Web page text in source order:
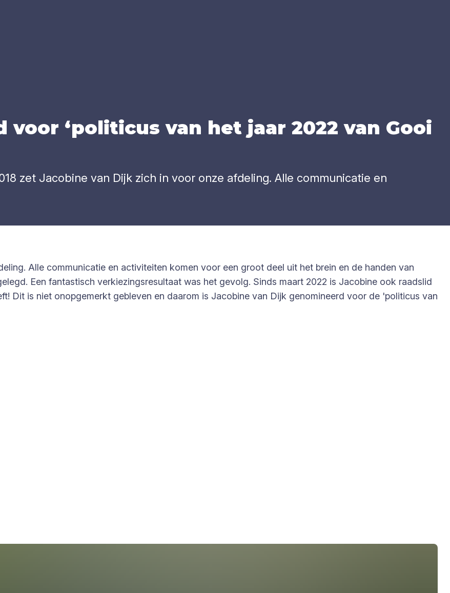
voor ‘poli­ti­cus van het jaar2022 van Gooi
zet Jacobine van Dijk zich in voor onze afdeling. Alle communicatie en
Alle communicatie en activiteiten komen voor een groot deel uit het brein en de handen van
Een fantastisch verkiezingsresultaat was het gevolg. Sinds maart 2022 is Jacobine ook raadslid
Dit is niet onopgemerkt gebleven en daarom is Jacobine van Dijk genomineerd voor de 'politicus van